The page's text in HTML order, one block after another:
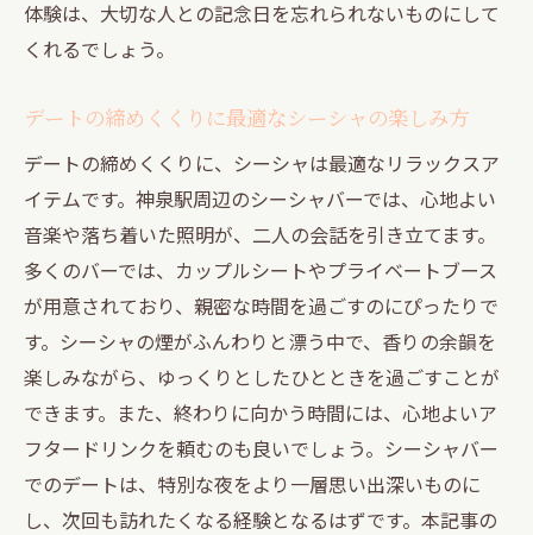
体験は、大切な人との記念日を忘れられないものにして
くれるでしょう。
デートの締めくくりに最適なシーシャの楽しみ方
デートの締めくくりに、シーシャは最適なリラックスア
イテムです。神泉駅周辺のシーシャバーでは、心地よい
音楽や落ち着いた照明が、二人の会話を引き立てます。
多くのバーでは、カップルシートやプライベートブース
が用意されており、親密な時間を過ごすのにぴったりで
す。シーシャの煙がふんわりと漂う中で、香りの余韻を
楽しみながら、ゆっくりとしたひとときを過ごすことが
できます。また、終わりに向かう時間には、心地よいア
フタードリンクを頼むのも良いでしょう。シーシャバー
でのデートは、特別な夜をより一層思い出深いものに
し、次回も訪れたくなる経験となるはずです。本記事の